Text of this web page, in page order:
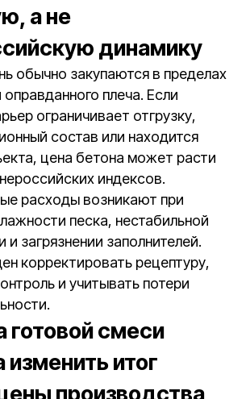
а не
динамику
обычно закупаются в пределах
плеча. Если
ограничивает отгрузку,
состав или находится
цена бетона может расти
индексов.
расходы возникают при
песка, нестабильной
и загрязнении заполнителей.
корректировать рецептуру,
и учитывать потери
готовой смеси
изменить итог